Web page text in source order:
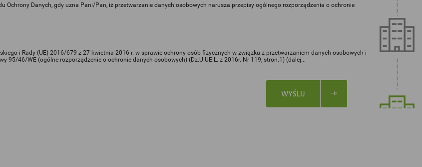
Ochrony Danych, gdy uzna Pani/Pan, iż przetwarzanie danych osobowych narusza przepisy ogólnego rozporządzenia o ochronie
i Rady (UE) 2016/679 z 27 kwietnia 2016 r. w sprawie ochrony osób fizycznych w związku z przetwarzaniem danych osobowych i
95/46/WE (ogólne rozporządzenie o ochronie danych osobowych) (Dz.U.UE.L. z 2016r. Nr 119, stron.1) (dalej...
WYŚLIJ